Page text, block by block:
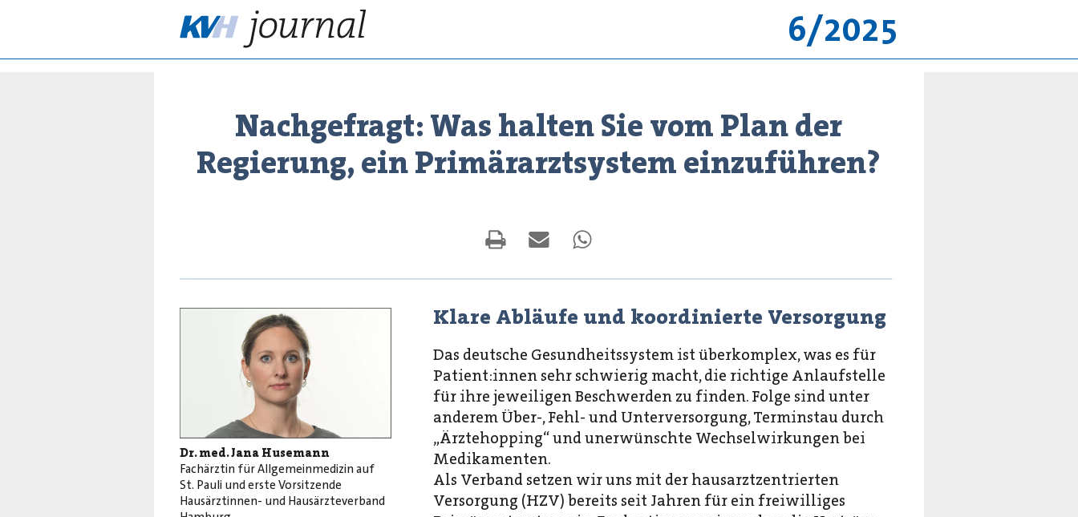
6/2025
Nachgefragt: Was halten Sie vom Plan der
Regierung, ein Primärarztsystem einzuführen?
Dr. med. Jana Husemann
Fachärztin für Allgemeinmedizin auf
St. Pauli und erste Vorsitzende
Hausärztinnen- und Hausärzteverband
Klare Abläufe und koordinierte Versorgung
Das deutsche Gesundheitssystem ist überkomplex, was es für
Patient:innen sehr schwierig macht, die richtige Anlaufstelle
für ihre jeweiligen Beschwerden zu finden. Folge sind unter
anderem Über-, Fehl- und Unterversorgung, Terminstau durch
„Ärztehopping“ und unerwünschte Wechselwirkungen bei
Medikamenten.
Als Verband setzen wir uns mit der hausarztzentrierten
Versorgung (HZV) bereits seit Jahren für ein freiwilliges